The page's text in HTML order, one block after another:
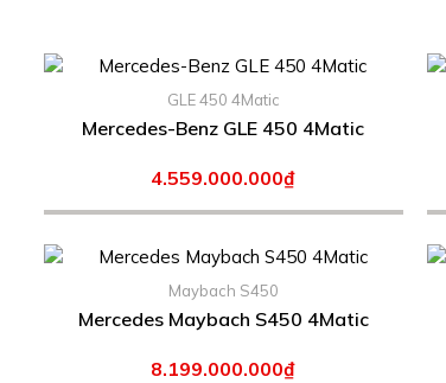
GLE 450 4Matic
Mercedes-Benz GLE 450 4Matic
4.559.000.000₫
Maybach S450
Mercedes Maybach S450 4Matic
8.199.000.000₫